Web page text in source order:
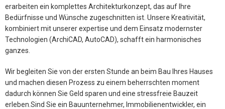
erarbeiten ein komplettes Architekturkonzept, das auf Ihre
Bedürfnisse und Wünsche zugeschnitten ist. Unsere Kreativität,
kombiniert mit unserer expertise und dem Einsatz modernster
Technologien (ArchiCAD, AutoCAD), schafft ein harmonisches
ganzes.
Wir begleiten Sie von der ersten Stunde an beim Bau Ihres Hauses
und machen diesen Prozess zu einem beherrschten moment
dadurch können Sie Geld sparen und eine stressfreie Bauzeit
erleben.Sind Sie ein Bauunternehmer, Immobilienentwickler, ein